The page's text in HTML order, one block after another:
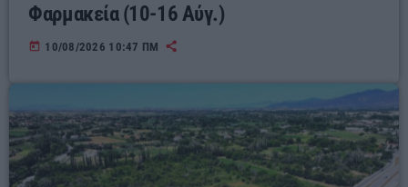
Φαρμακεία (10-16 Αύγ.)
today 10/08/2026 10:47 ΠΜ